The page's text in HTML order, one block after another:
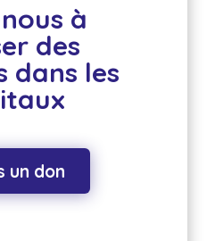
à
des
dans les
un don